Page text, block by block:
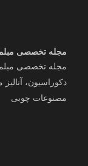
مجله تخصصی
مجله تخصصی
دکوراسیون،
مصنوعات چوبی